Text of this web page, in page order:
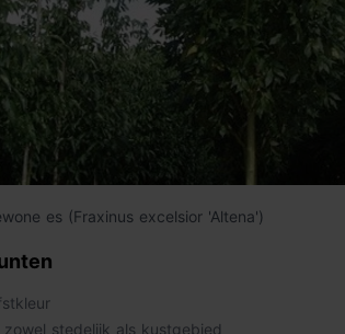
es (Fraxinus excelsior 'Altena')
stedelijk als kustgebied